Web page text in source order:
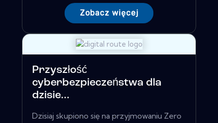
Zobacz więcej
Przyszłość
cyberbezpieczeństwa dla
dzisie...
Dzisiaj skupiono się na przyjmowaniu Zero